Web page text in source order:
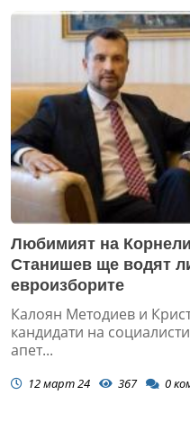
Любимият на
Станишев ще водят
евроизборите
Калоян Методиев и
кандидати на
апет...
12 март 24 367 0